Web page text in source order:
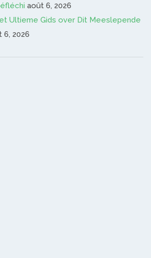
août 6, 2026
Ultieme Gids over Dit Meeslepende
6, 2026